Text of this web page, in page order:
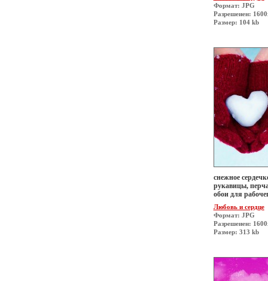
Формат: JPG
Разрешеиен:
Размер: 104 kb
снежное
рукавицы,
обои для
Любовь и сердце
Формат: JPG
Разрешеиен:
Размер: 313 kb